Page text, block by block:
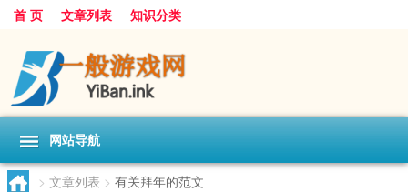
首 页 文章列表 知识分类
网站导航
> 文章列表 > 有关拜年的范文